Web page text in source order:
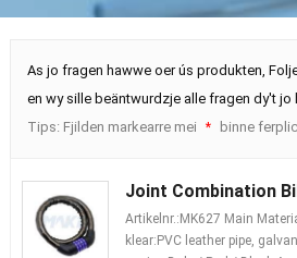
As jo ​​​​fragen hawwe oer ús produkten,
en wy sille beäntwurdzje alle fragen dy't jo
Tips: Fjilden markearre mei
* binne
Joint Combination
Artikelnr.:MK627 Main
klear:PVC leather pipe,